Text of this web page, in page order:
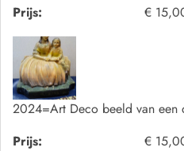
Prijs:
€
2024=Art Deco beeld van een
Prijs:
€